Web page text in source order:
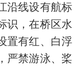
沿线设有航标
识，在桥区水
置有红、白浮
严禁游泳、桨